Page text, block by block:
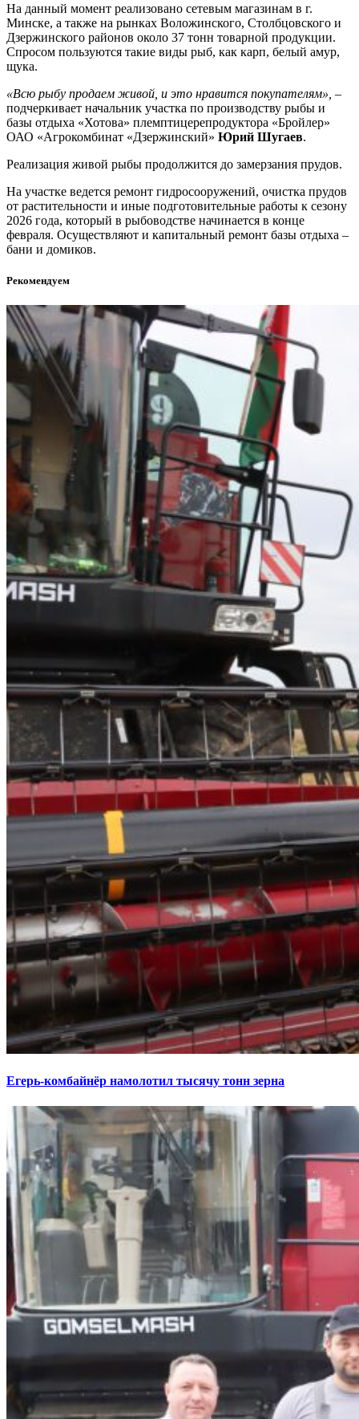
На данный момент реализовано сетевым магазинам в г.
Минске, а также на рынках Воложинского, Столбцовского и
Дзержинского районов около 37 тонн товарной продукции.
Спросом пользуются такие виды рыб, как карп, белый амур,
щука.
«Всю рыбу продаем живой, и это нравится покупателям», –
подчеркивает начальник участка по производству рыбы и
базы отдыха «Хотова» племптицерепродуктора «Бройлер»
ОАО «Агрокомбинат «Дзержинский» Юрий Шугаев.
Реализация живой рыбы продолжится до замерзания прудов.
На участке ведется ремонт гидросооружений, очистка прудов
от растительности и иные подготовительные работы к сезону
2026 года, который в рыбоводстве начинается в конце
февраля. Осуществляют и капитальный ремонт базы отдыха –
бани и домиков.
Рекомендуем
Егерь-комбайнёр намолотил тысячу тонн зерна